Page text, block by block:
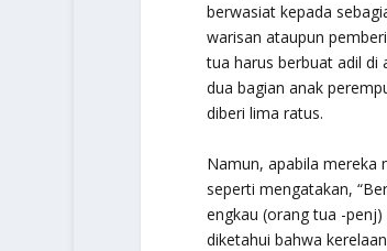
berwasiat kepada
warisan ataupun
tua harus berbuat adil di
dua bagian anak
diberi lima ratus.
Namun, apabila mereka
seperti mengatakan,
engkau (orang tua -
diketahui bahwa